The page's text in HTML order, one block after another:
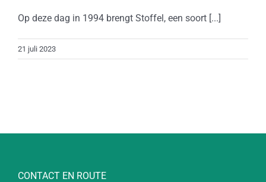
Op deze dag in 1994 brengt Stoffel, een soort [...]
21 juli 2023
CONTACT EN ROUTE